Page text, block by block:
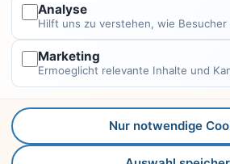
Rechtliches
Impressum
Analyse
Hilft uns zu verstehen, wie Besucher
Marketing
Ermoeglicht relevante Inhalte und
Nur notwendige